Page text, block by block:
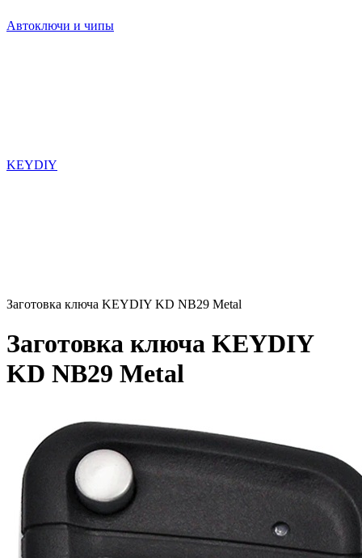
Автоключи и чипы
KEYDIY
Заготовка ключа KEYDIY KD NB29 Metal
Заготовка ключа KEYDIY
KD NB29 Metal